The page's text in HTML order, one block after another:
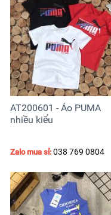
AT200601 - Áo PUMA
nhiều kiểu
Zalo mua sỉ: 038 769 0804